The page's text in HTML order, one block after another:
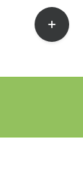
Toggle
Sliding
Bar